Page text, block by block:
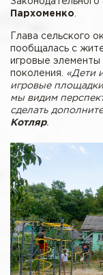
Пархоменко.
Глава сельского
пообщалась с
игровые
поколения. «Дети
игровые
мы видим
сделать
Котляр.